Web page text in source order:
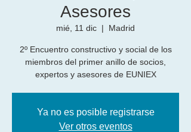
Asesores
mié, 11 dic
  |
Madrid
2º Encuentro constructivo y social de los
miembros del primer anillo de socios,
expertos y asesores de EUNIEX
Ya no es posible registrarse
Ver otros eventos